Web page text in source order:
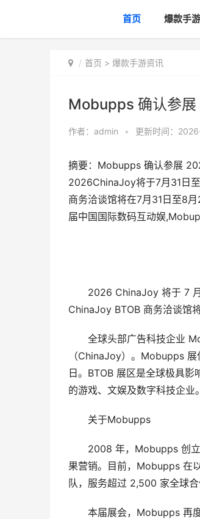
首页 爆款手
首页 > 爆款手游资讯
Mobupps 确认参
作者： admin • 更新时间：
摘要：Mobupps 确认参展
2026ChinaJoy将于7月31日
商务洽谈馆将在7月31日至8
届中国国际数码互动娱
2026 ChinaJoy 将于 7 月
ChinaJoy BTOB 商务洽谈馆
全球头部广告科技企业
（ChinaJoy）。Mobupps
日。BTOB 展区是全球极具
的游戏、文娱及数字科技企业。
关于Mobupps
2008 年，Mobupps 创立
果营销。目前，Mobupps 在
队，服务超过 2,500 家全球合
本届展会，Mobupps 再度